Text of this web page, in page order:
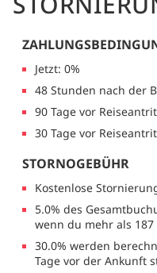
Jetzt: 0%
48 Stunden nach der
90 Tage vor
30 Tage vor
STORNOGEBÜHR
Kostenlose
5.0% des
wenn du mehr als
30.0% werden
Tage vor der Ankunft